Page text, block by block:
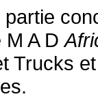
M A D
Trucks